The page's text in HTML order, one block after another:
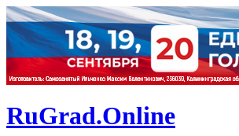
RuGrad.Online